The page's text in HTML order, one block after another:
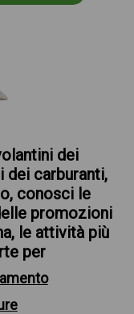
dei
dei carburanti,
conosci le
promozioni
le attività più
per